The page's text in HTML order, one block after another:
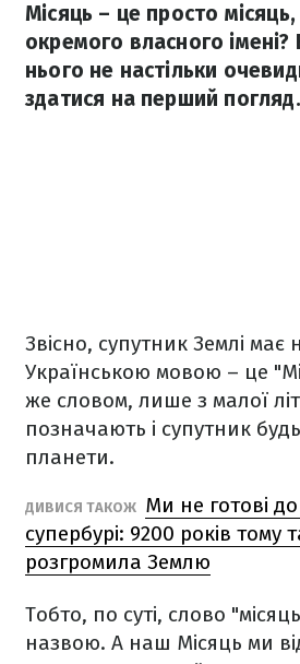
Місяць – це просто
окремого власного імені?
нього не настільки
здатися на перший погляд.
Звісно, супутник Землі має
Українською мовою – це
же словом, лише з малої
позначають і супутник
планети.
ДИВИСЯ ТАКОЖ Ми не готові
супербурі: 9200 років тому
розгромила Землю
Тобто, по суті, слово
назвою. А наш Місяць ми